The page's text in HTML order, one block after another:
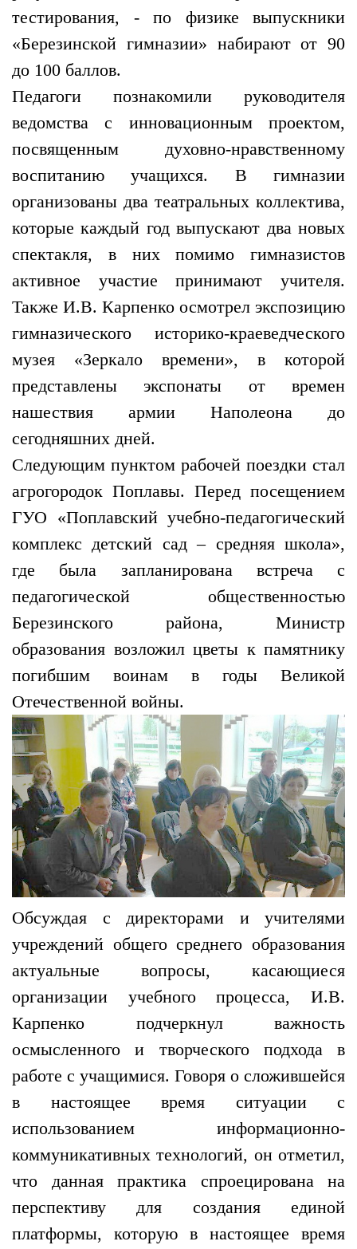
тестирования, - по физике выпускники
«Березинской гимназии» набирают от 90
до 100 баллов.
Педагоги познакомили руководителя
ведомства с инновационным проектом,
посвященным духовно-нравственному
воспитанию учащихся. В гимназии
организованы два театральных коллектива,
которые каждый год выпускают два новых
спектакля, в них помимо гимназистов
активное участие принимают учителя.
Также И.В. Карпенко осмотрел экспозицию
гимназического историко-краеведческого
музея «Зеркало времени», в которой
представлены экспонаты от времен
нашествия армии Наполеона до
сегодняшних дней.
Следующим пунктом рабочей поездки стал
агрогородок Поплавы. Перед посещением
ГУО «Поплавский учебно-педагогический
комплекс детский сад – средняя школа»,
где была запланирована встреча с
педагогической общественностью
Березинского района, Министр
образования возложил цветы к памятнику
погибшим воинам в годы Великой
Отечественной войны.
Обсуждая с директорами и учителями
учреждений общего среднего образования
актуальные вопросы, касающиеся
организации учебного процесса, И.В.
Карпенко подчеркнул важность
осмысленного и творческого подхода в
работе с учащимися. Говоря о сложившейся
в настоящее время ситуации с
использованием информационно-
коммуникативных технологий, он отметил,
что данная практика спроецирована на
перспективу для создания единой
платформы, которую в настоящее время